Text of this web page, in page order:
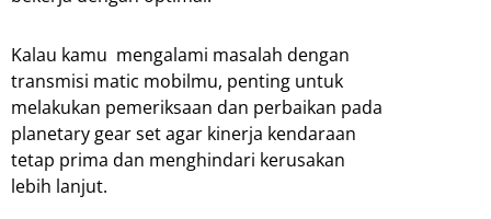
Kalau kamu mengalami masalah dengan
transmisi matic mobilmu, penting untuk
melakukan pemeriksaan dan perbaikan pada
planetary gear set agar kinerja kendaraan
tetap prima dan menghindari kerusakan
lebih lanjut.